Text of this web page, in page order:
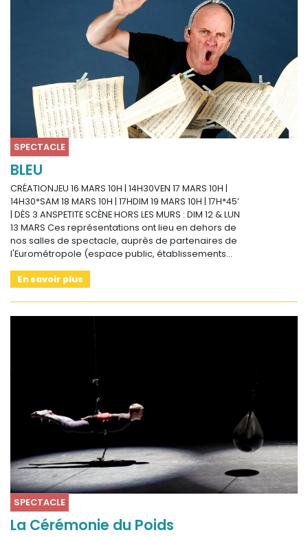
SPECTACLE
BLEU
CRÉATIONJEU 16 MARS 10H | 14H30VEN 17 MARS 10H |
14H30*SAM 18 MARS 10H | 17HDIM 19 MARS 10H | 17H*45’
| DÈS 3 ANSPETITE SCÈNE HORS LES MURS : DIM 12 & LUN
13 MARS Ces représentations ont lieu en dehors de
nos salles de spectacle, auprès de partenaires de
l'Eurométropole (espace public, établissements…
En savoir plus
SPECTACLE
La Cérémonie du Poids